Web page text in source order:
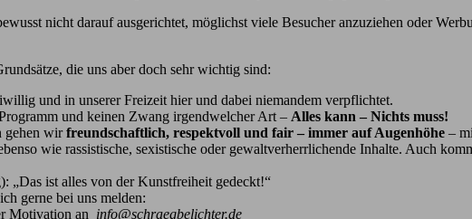
nicht darauf ausgerichtet, möglichst viele Besucher anzuziehen oder
die uns aber doch sehr wichtig sind:
und in unserer Freizeit hier und dabei niemandem verpflichtet.
und keinen Zwang irgendwelcher Art – Alles kann – Nichts muss!
gehen wirfreundschaftlich, respektvoll und fair – immer auf Augenhöhe –
wie rassistische, sexistische oder gewaltverherrlichende Inhalte. Auch
„Das ist alles von der Kunstfreiheit gedeckt!“
gerne bei uns melden:
Motivation an info@schraegbelichter.de